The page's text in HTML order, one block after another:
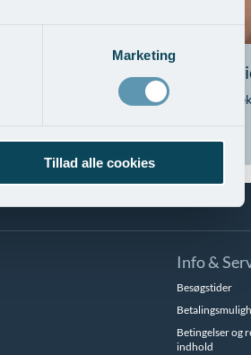
Marketing
Tillad alle cookies
Vis
Info &
Besøgstider
Betingelser og
indhold